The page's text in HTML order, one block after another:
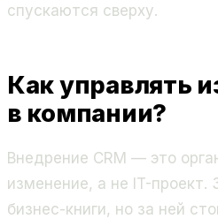
спускаются сверху.
Как управлять
в компании?
Внедрение CRM — это
изменение, а не IT-проект.
бизнес-книги, но за ней